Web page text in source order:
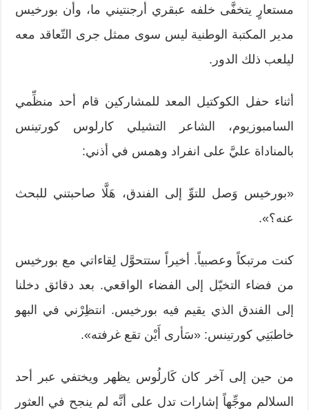
مستعارٍ يتخفَّى خلفه عبقري أرجنتيني ما، وأن بورخيس
مدير المكتبة الوطنية ليس سوى ممثل جرى التّعاقد معه
ليلعب ذلك الدور.
أثناء حفل الكوكتيل المعد للمشاركين قام أحد منظِّمي
السامبوزيوم، الشاعر التشيلي كارلوس كورتينس
بالمناداة عليَّ على انفراد وهمس في أذني:
«بورخيس وَصل للتوِّ إلى الفندق، هَلَّا صاحبتني للبحث
عنه؟».
كنت مرتبكاً وعصبياً. أخيراً ستتحوَّل لِقاءاتي مع بورخيس
من فضاء التخيّل إلى الفضاء الواقعي. بعد دقائق دخلنا
إلى الفندق الذي يقيم فيه بورخيس. انتظِرْني في البهو
خاطبَنِي كورتينس: «سَأرى أَيْن تقع غرفته».
من حين إلى آخر كان كَارلُوس يظهر ويختفي عبر أحد
السلالم موجِّهاً إشارات تدل على أنَّه لم ينجح في العثور